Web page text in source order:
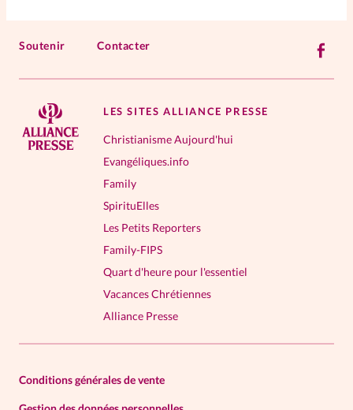
Soutenir Contacter
LES SITES ALLIANCE PRESSE
Christianisme Aujourd'hui
Evangéliques.info
Family
SpirituElles
Les Petits Reporters
Family-FIPS
Quart d'heure pour l'essentiel
Vacances Chrétiennes
Alliance Presse
Conditions générales de vente